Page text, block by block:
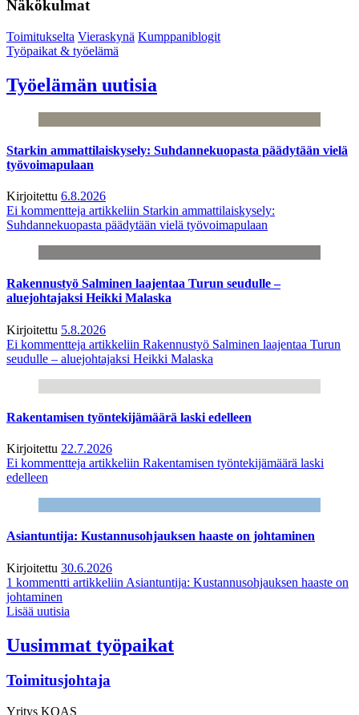
Näkökulmat
Toimitukselta Vieraskynä Kumppaniblogit
Työpaikat & työelämä
Työelämän uutisia
Starkin ammattilaiskysely: Suhdannekuopasta päädytään vielä
työvoimapulaan
Kirjoitettu 6.8.2026
Ei kommentteja artikkeliin Starkin ammattilaiskysely:
Suhdannekuopasta päädytään vielä työvoimapulaan
Rakennustyö Salminen laajentaa Turun seudulle –
aluejohtajaksi Heikki Malaska
Kirjoitettu 5.8.2026
Ei kommentteja artikkeliin Rakennustyö Salminen laajentaa Turun
seudulle – aluejohtajaksi Heikki Malaska
Rakentamisen työntekijämäärä laski edelleen
Kirjoitettu 22.7.2026
Ei kommentteja artikkeliin Rakentamisen työntekijämäärä laski
edelleen
Asiantuntija: Kustannusohjauksen haaste on johtaminen
Kirjoitettu 30.6.2026
1 kommentti artikkeliin Asiantuntija: Kustannusohjauksen haaste on
johtaminen
Lisää uutisia
Uusimmat työpaikat
Toimitusjohtaja
Yritys KOAS